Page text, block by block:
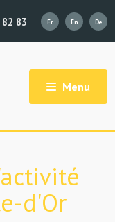
83
Menu
d'Or